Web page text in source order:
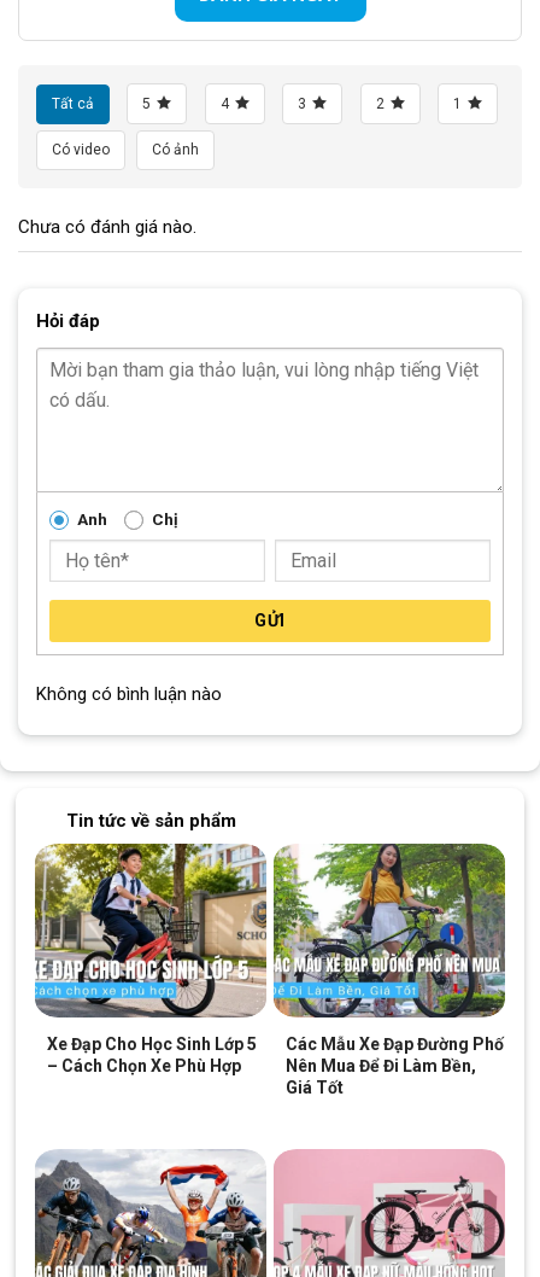
Tất cả 5 4 3 2 1
Có video Có ảnh
Chưa có đánh giá nào.
Hỏi đáp
Anh Chị
GỬI
Không có bình luận nào
Tin tức về sản phẩm
Xe Đạp Cho Học Sinh Lớp 5
– Cách Chọn Xe Phù Hợp
Các Mẫu Xe Đạp Đường Phố
Nên Mua Để Đi Làm Bền,
Giá Tốt